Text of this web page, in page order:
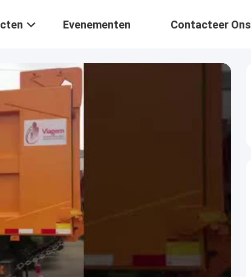
Evenementen Contacteer Ons